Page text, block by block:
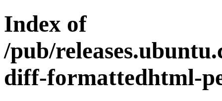
Index of
/pub/
diff-formattedhtml-